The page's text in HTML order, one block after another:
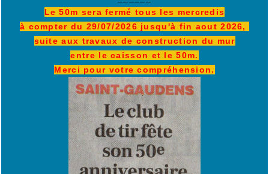
Le 50m sera fermé tous les mercredis
à compter du 29/07/2026 jusqu'à fin aout 2026,
suite aux travaux de construction du mur
entre le caisson et le 50m.
Merci pour votre compréhension.